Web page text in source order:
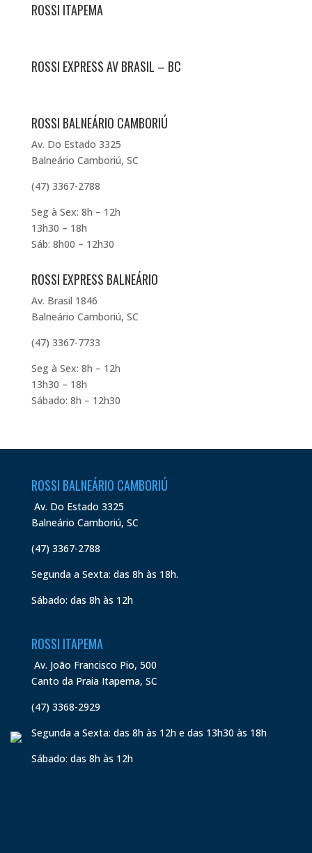
ROSSI ITAPEMA
ROSSI EXPRESS AV BRASIL – BC
ROSSI BALNEÁRIO CAMBORIÚ
Av. Do Estado 3325
Balneário Camboriú, SC
(47) 3367-2788
Seg à Sex: 8h – 12h
13h30 – 18h
Sáb: 8h00 – 12h30
ROSSI EXPRESS BALNEÁRIO
Av. Brasil 1846
Balneário Camboriú, SC
(47) 3367-7733
Seg à Sex: 8h – 12h
13h30 – 18h
Sábado: 8h – 12h30
ROSSI BALNEÁRIO CAMBORIÚ
Av. Do Estado 3325
Balneário Camboriú, SC
(47) 3367-2788
Segunda a Sexta: das 8h às 18h.
Sábado: das 8h às 12h
ROSSI ITAPEMA
Av. João Francisco Pio, 500
Canto da Praia Itapema, SC
(47) 3368-2929
Segunda a Sexta: das 8h às 12h e das 13h30 às 18h
Sábado: das 8h às 12h